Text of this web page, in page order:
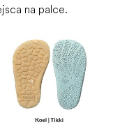
na palce.